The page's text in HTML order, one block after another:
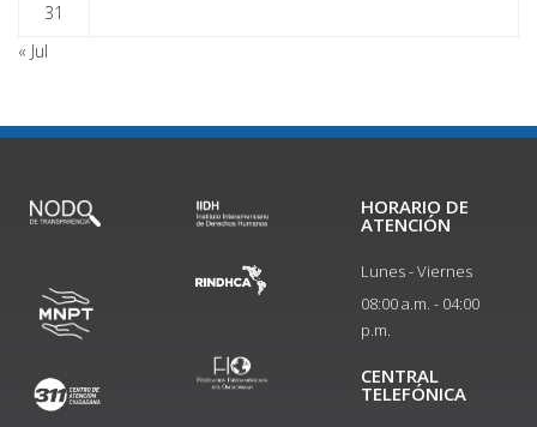
31
« Jul
HORARIO DE
ATENCIÓN
Lunes - Viernes
08:00 a.m. - 04:00
p.m.
CENTRAL
TELEFÓNICA